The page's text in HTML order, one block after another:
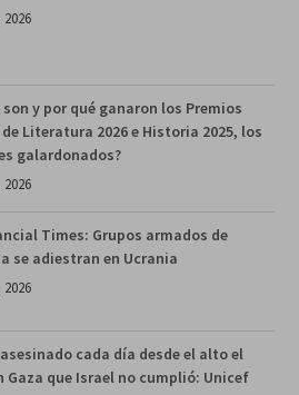
son y por qué ganaron los Premios
Literatura 2026 e Historia 2025, los
galardonados?
Times: Grupos armados de
se adiestran en Ucrania
cada día desde el alto el
Gaza que Israel no cumplió: Unicef